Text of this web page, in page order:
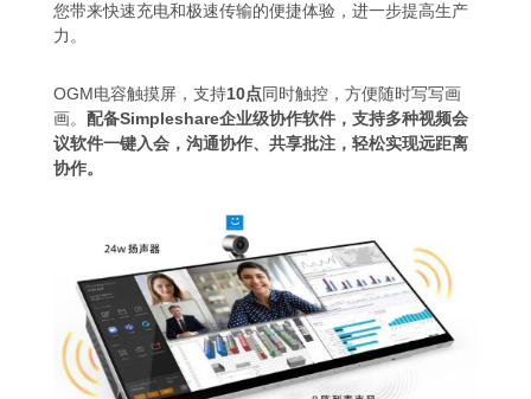
您带来快速充电和极速传输的便捷体验，进一步提高生产
力。
OGM电容触摸屏，支持10点同时触控，方便随时写写画
画。 配备Simpleshare企业级协作软件，支持多种视频会
议软件一键入会，沟通协作、共享批注，轻松实现远距离
协作。